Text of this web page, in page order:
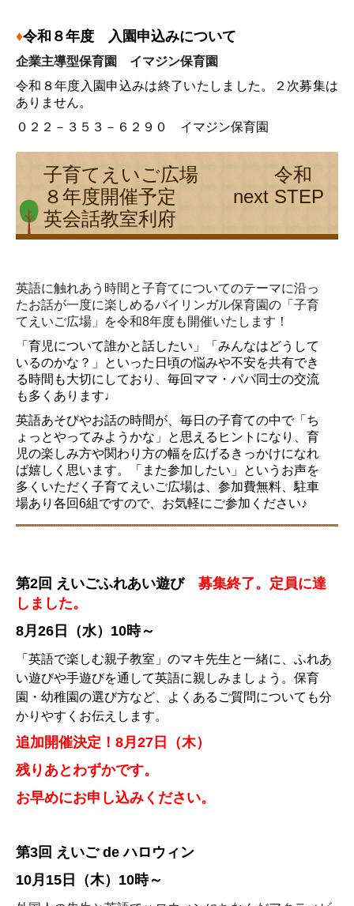
♦令和８年度 入園申込みについて
企業主導型保育園 イマジン保育園
令和８年度入園申込みは終了いたしました。２次募集は
ありません。
０２２－３５３－６２９０ イマジン保育園
子育てえいご広場 令和
８年度開催予定 next STEP
英会話教室利府
英語に触れあう時間と子育てについてのテーマに沿っ
たお話が一度に楽しめるバイリンガル保育園の「子育
てえいご広場」
を令和8年度も開催いたします！
「育児について誰かと話したい」「みんなはどうして
いるのかな？ 」といった日頃の悩みや不安を共有でき
る時間も大切にしており、 毎回ママ・パパ同士の交流
も多くあります♩
英語あそびやお話の時間が、毎日の子育ての中で「 ち
ょっとやってみようかな」と思えるヒントになり、 育
児の楽しみ方や関わり方の幅を広げるきっかけになれ
ば嬉しく思います。 「また参加したい」
というお声を
多くいただく子育てえいご広場は、参加費無料、 駐車
場あり各回6組ですので、お気軽にご参加ください♪
第2回 えいごふれあい遊び 募集終了。定員に達
しました。
8月26日（水）10時～
「英語で楽しむ親子教室」のマキ先生と一緒に、 ふれあ
い遊びや手遊びを通して英語に親しみましょう。保育
園・ 幼稚園の選び方など、
よくあるご質問についても分
かりやすくお伝えします。
追加開催決定！8月27日（木）
残りあとわずかです。
お早めにお申し込みください。
第3回 えいご de ハロウィン
10月15日（木）10時～